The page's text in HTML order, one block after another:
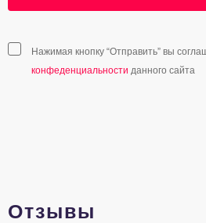
Нажимая кнопку “Отправить” вы
конфеденциальности данного сайта
Отзывы